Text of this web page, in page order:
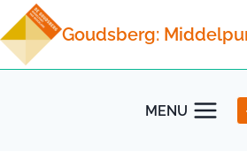
Doorgaan
naar
inhoud
Goudsberg:
MENU